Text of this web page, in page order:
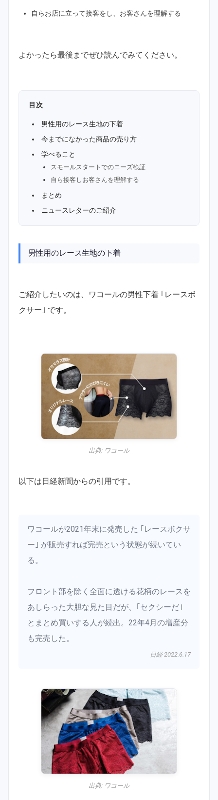
自らお店に立って接客をし、お客さんを理解する
よかったら最後までぜひ読んでみてください。
目次
男性用のレース生地の下着
今までになかった商品の売り方
学べること
スモールスタートでのニーズ検証
自ら接客しお客さんを理解する
まとめ
ニュースレターのご紹介
男性用のレース生地の下着
ご紹介したいのは、ワコールの男性下着 ｢レースボ
クサー｣ です。
出典: ワコール
以下は日経新聞からの引用です。
ワコールが2021年末に発売した ｢レースボクサ
ー｣ が販売すれば完売という状態が続いてい
る。
フロント部を除く全面に透ける花柄のレースを
あしらった大胆な見た目だが、｢セクシーだ｣
とまとめ買いする人が続出。22年4月の増産分
も完売した。
日経 2022.6.17
出典: ワコール